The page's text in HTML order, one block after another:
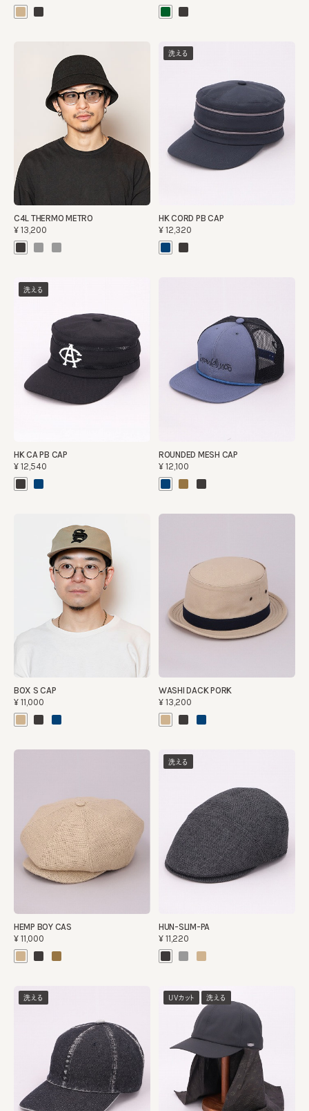
C4L THERMO METRO
¥13,200
洗える
HK CORD PB CAP
¥12,320
洗える
HK CA PB CAP
¥12,540
ROUNDED MESH CAP
¥12,100
BOX S CAP
¥11,000
WASHI DACK PORK
¥13,200
HEMP BOY CAS
¥11,000
洗える
HUN-SLIM-PA
¥11,220
洗える UVカット 洗える